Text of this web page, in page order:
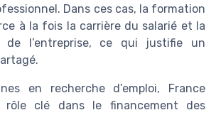
Dans ces cas, la formation
à la fois la carrière du salarié et la
de l’entreprise, ce qui justifie un
en recherche d’emploi, France
rôle clé dans le financement des